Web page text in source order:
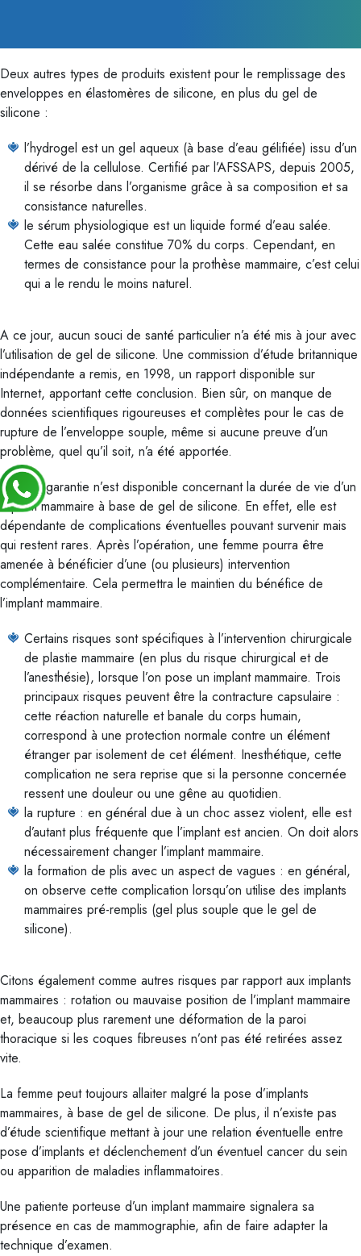
Deux autres types de produits existent pour le remplissage des
enveloppes en élastomères de silicone, en plus du gel de
silicone :
l’hydrogel est un gel aqueux (à base d’eau gélifiée) issu d’un
dérivé de la cellulose. Certifié par l’AFSSAPS, depuis 2005,
il se résorbe dans l’organisme grâce à sa composition et sa
consistance naturelles.
le sérum physiologique est un liquide formé d’eau salée.
Cette eau salée constitue 70% du corps. Cependant, en
termes de consistance pour la prothèse mammaire, c’est celui
qui a le rendu le moins naturel.
A ce jour, aucun souci de santé particulier n’a été mis à jour avec
l’utilisation de gel de silicone. Une commission d’étude britannique
indépendante a remis, en 1998, un rapport disponible sur
Internet, apportant cette conclusion. Bien sûr, on manque de
données scientifiques rigoureuses et complètes pour le cas de
rupture de l’enveloppe souple, même si aucune preuve d’un
problème, quel qu’il soit, n’a été apportée.
Aucune garantie n’est disponible concernant la durée de vie d’un
implant mammaire à base de gel de silicone. En effet, elle est
dépendante de complications éventuelles pouvant survenir mais
qui restent rares. Après l’opération, une femme pourra être
amenée à bénéficier d’une (ou plusieurs) intervention
complémentaire. Cela permettra le maintien du bénéfice de
l’implant mammaire.
Certains risques sont spécifiques à l’intervention chirurgicale
de plastie mammaire (en plus du risque chirurgical et de
l’anesthésie), lorsque l’on pose un implant mammaire. Trois
principaux risques peuvent être la contracture capsulaire :
cette réaction naturelle et banale du corps humain,
correspond à une protection normale contre un élément
étranger par isolement de cet élément. Inesthétique, cette
complication ne sera reprise que si la personne concernée
ressent une douleur ou une gêne au quotidien.
la rupture : en général due à un choc assez violent, elle est
d’autant plus fréquente que l’implant est ancien. On doit alors
nécessairement changer l’implant mammaire.
la formation de plis avec un aspect de vagues : en général,
on observe cette complication lorsqu’on utilise des implants
mammaires pré-remplis (gel plus souple que le gel de
silicone).
Citons également comme autres risques par rapport aux implants
mammaires : rotation ou mauvaise position de l’implant mammaire
et, beaucoup plus rarement une déformation de la paroi
thoracique si les coques fibreuses n’ont pas été retirées assez
vite.
La femme peut toujours allaiter malgré la pose d’implants
mammaires, à base de gel de silicone. De plus, il n’existe pas
d’étude scientifique mettant à jour une relation éventuelle entre
pose d’implants et déclenchement d’un éventuel cancer du sein
ou apparition de maladies inflammatoires.
Une patiente porteuse d’un implant mammaire signalera sa
présence en cas de mammographie, afin de faire adapter la
technique d’examen.